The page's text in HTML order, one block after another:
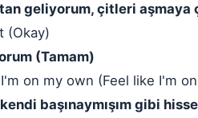
geliyorum, çitleri aşmaya
(Okay)
(Tamam)
on my own (Feel like I'm
kendi başınaymışım gibi